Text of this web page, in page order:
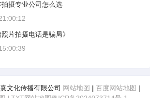
摄专业公司怎么选
照片拍摄电话是骗局》
文化传播有限公司 网站地图 | 百度网站地图 |